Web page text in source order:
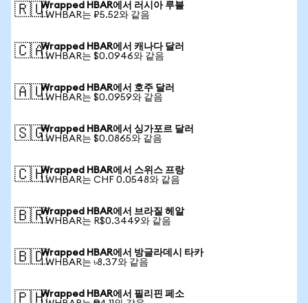
🇷🇺Wrapped HBAR에서 러시아 루블
1 WHBAR는 ₽5.52와 같음
🇨🇦Wrapped HBAR에서 캐나다 달러
1 WHBAR는 $0.0946와 같음
🇦🇺Wrapped HBAR에서 호주 달러
1 WHBAR는 $0.0959와 같음
🇸🇬Wrapped HBAR에서 싱가포르 달러
1 WHBAR는 $0.0865와 같음
🇨🇭Wrapped HBAR에서 스위스 프랑
1 WHBAR는 CHF 0.0548와 같음
🇧🇷Wrapped HBAR에서 브라질 헤알
1 WHBAR는 R$0.3449와 같음
🇧🇩Wrapped HBAR에서 방글라데시 타카
1 WHBAR는 ৳8.37와 같음
🇵🇭Wrapped HBAR에서 필리핀 페소